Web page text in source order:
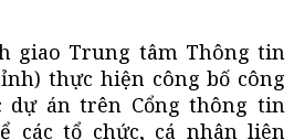
giao Trung tâm Thông tin
thực hiện công bố công
dự án trên Cổng thông tin
các tổ chức, cá nhân liên